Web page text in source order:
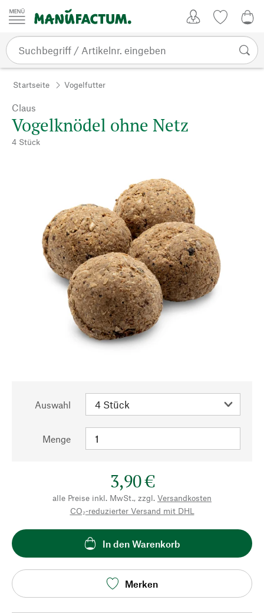
Zum Inhalt springen
Startseite Vogelfutter
Claus
Vogelknödel ohne Netz
4 Stück
Auswahl
Menge
3,90 €
alle Preise inkl. MwSt., zzgl. Versandkosten
CO₂-reduzierter Versand mit DHL
In den Warenkorb
Merken